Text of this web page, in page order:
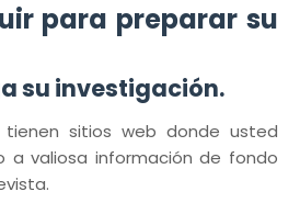
para preparar su
su investigación.
tienen sitios web donde usted
a valiosa información de fondo